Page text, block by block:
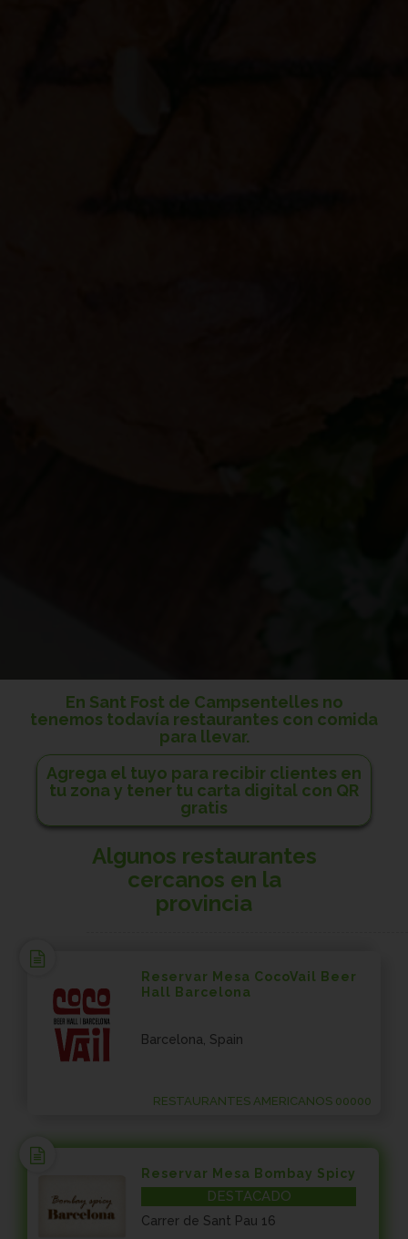
En Sant Fost de Campsentelles no
tenemos todavía restaurantes con comida
para llevar.
Agrega el tuyo para recibir clientes en
tu zona y tener tu carta digital con QR
gratis
Algunos restaurantes
cercanos en la
provincia
Reservar Mesa CocoVail Beer
Hall Barcelona
Barcelona, Spain
RESTAURANTES AMERICANOS 00000
Reservar Mesa Bombay Spicy
DESTACADO
Carrer de Sant Pau 16